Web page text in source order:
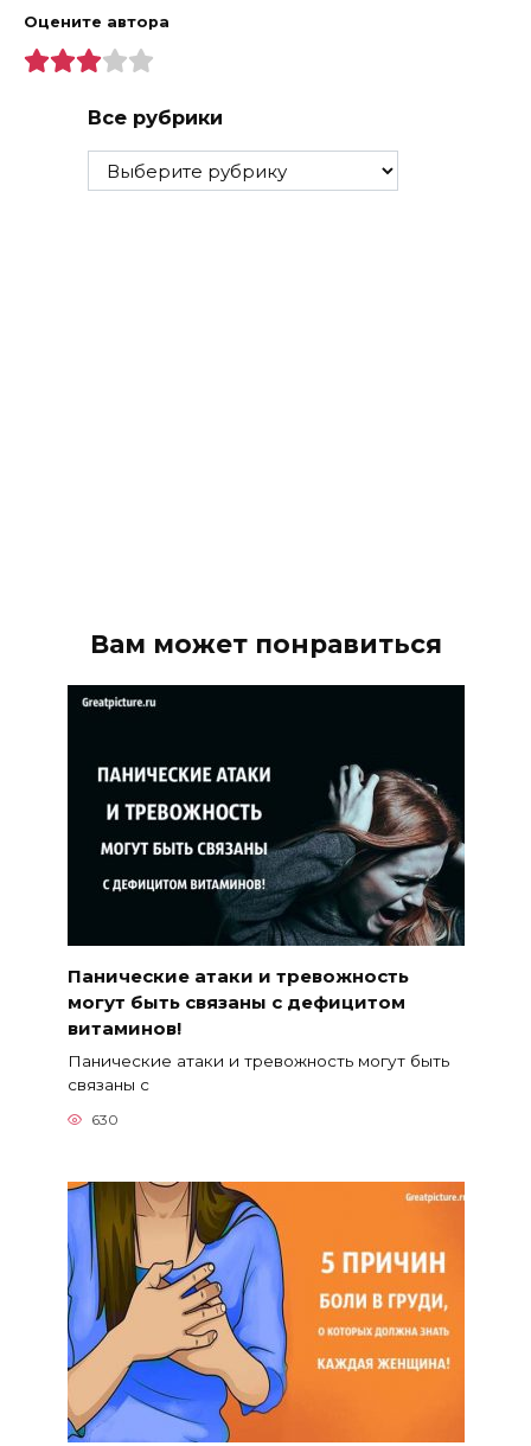
Оцените автора
Все рубрики
Все
рубрики
Вам может понравиться
Панические атаки и тревожность
могут быть связаны с дефицитом
витаминов!
Панические атаки и тревожность могут быть
связаны с
630